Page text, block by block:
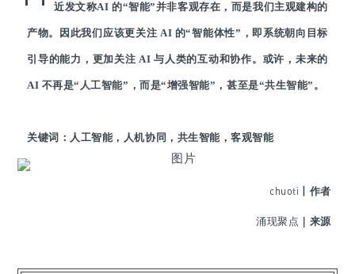
近发文称AI 的“智能”并非客观存在，而是我们主观建构的
产物。因此我们应该更关注 AI 的“智能体性”，即系统朝向目标
引导的能力，更加关注 AI 与人类的互动和协作。或许，未来的
AI 不再是“人工智能”，而是“增强智能”，甚至是“共生智能”。
关键词：人工智能，人机协同，共生智能，客观智能
chuoti 丨作者
涌现聚点 ｜来源